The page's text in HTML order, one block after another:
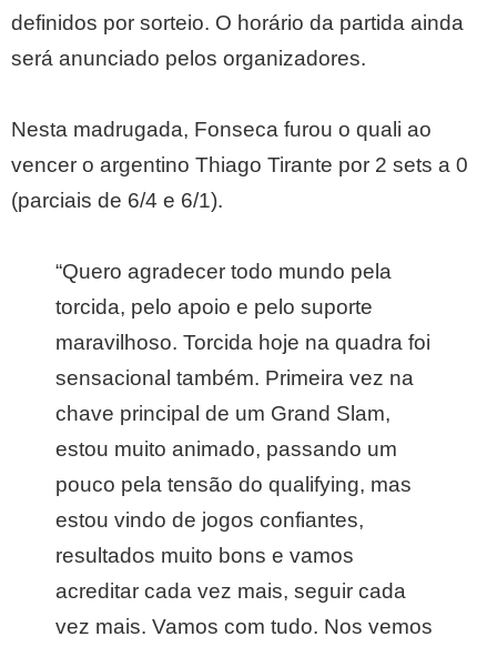
definidos por sorteio. O horário da partida ainda
será anunciado pelos organizadores.
Nesta madrugada, Fonseca furou o quali ao
vencer o argentino Thiago Tirante por 2 sets a 0
(parciais de 6/4 e 6/1).
“Quero agradecer todo mundo pela
torcida, pelo apoio e pelo suporte
maravilhoso. Torcida hoje na quadra foi
sensacional também. Primeira vez na
chave principal de um Grand Slam,
estou muito animado, passando um
pouco pela tensão do qualifying, mas
estou vindo de jogos confiantes,
resultados muito bons e vamos
acreditar cada vez mais, seguir cada
vez mais. Vamos com tudo. Nos vemos